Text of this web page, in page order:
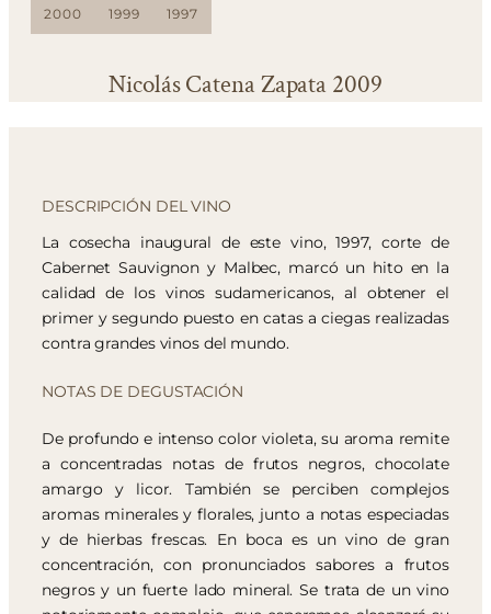
2000 1999 1997
Nicolás Catena Zapata 2009
DESCRIPCIÓN DEL VINO
La cosecha inaugural de este vino, 1997, corte de
Cabernet Sauvignon y Malbec, marcó un hito en la
calidad de los vinos sudamericanos, al obtener el
primer y segundo puesto en catas a ciegas realizadas
contra grandes vinos del mundo.
NOTAS DE DEGUSTACIÓN
De profundo e intenso color violeta, su aroma remite
a concentradas notas de frutos negros, chocolate
amargo y licor. También se perciben complejos
aromas minerales y florales, junto a notas especiadas
y de hierbas frescas. En boca es un vino de gran
concentración, con pronunciados sabores a frutos
negros y un fuerte lado mineral. Se trata de un vino